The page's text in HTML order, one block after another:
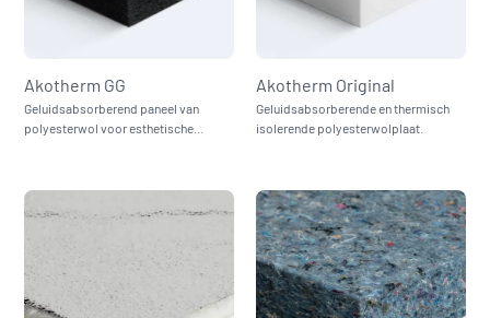
Akotherm GG
Geluidsabsorberend paneel van
polyesterwol voor esthetische
Akotherm Original
Geluidsabsorberende en thermisch
isolerende polyesterwolplaat.